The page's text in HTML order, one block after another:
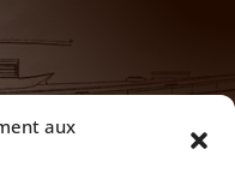
aux